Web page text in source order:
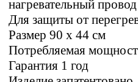
нагревательный провод
Для защиты от
Размер 90 x 44 см
Потребляемая
Гарантия 1 год